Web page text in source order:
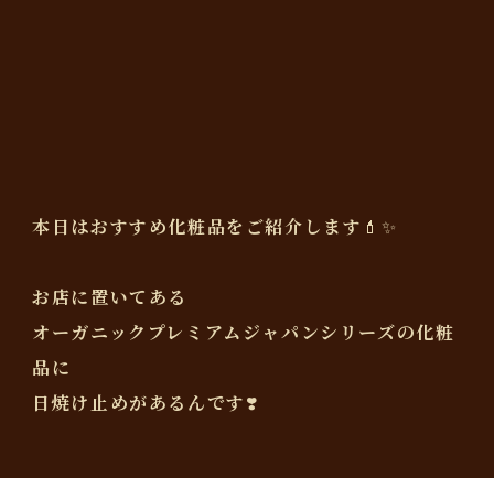
本日はおすすめ化粧品をご紹介します💄✨
お店に置いてある
オーガニックプレミアムジャパンシリーズの化粧
品に
日焼け止めがあるんです❣️